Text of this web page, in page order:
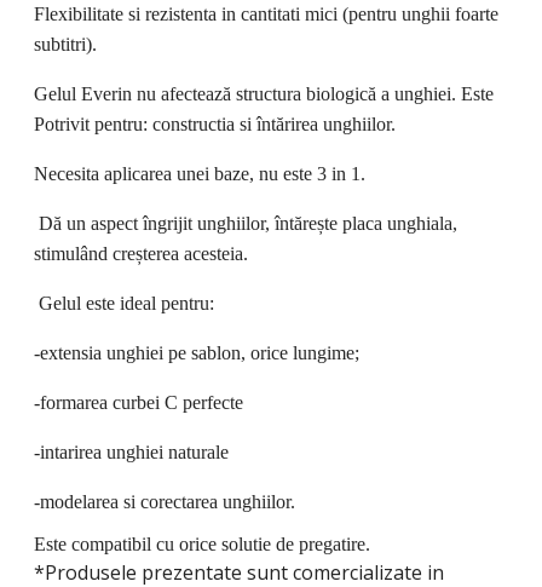
Flexibilitate si rezistenta in cantitati mici (pentru unghii foarte
subtitri).
Gelul Everin nu afectează structura biologică a unghiei. Este
Potrivit pentru: constructia si întărirea unghiilor.
Necesita aplicarea unei baze, nu este 3 in 1.
Dă un aspect îngrijit unghiilor, întărește placa unghiala,
stimulând creșterea acesteia.
Gelul este ideal pentru:
-extensia unghiei pe sablon, orice lungime;
-formarea curbei C perfecte
-intarirea unghiei naturale
-modelarea si corectarea unghiilor.
Este compatibil cu orice solutie de pregatire.
*Produsele prezentate sunt comercializate in